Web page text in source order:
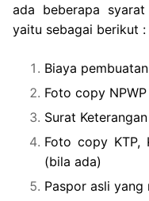
ada beberapa
yaitu sebagai berikut :
Biaya
Foto copy NPWP
Surat
Foto copy KTP,
(bila ada)
Paspor asli